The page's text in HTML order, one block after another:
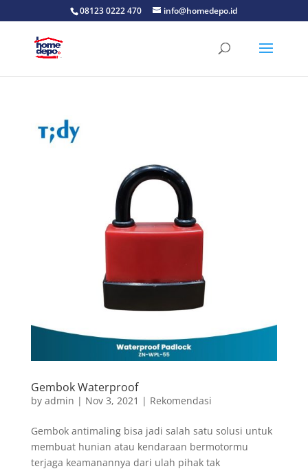
08123 0222 470 info@homedepo.id
Gembok Waterproof
by admin | Nov 3, 2021 | Rekomendasi
Gembok antimaling bisa jadi salah satu solusi untuk
membuat hunian atau kendaraan bermotormu
terjaga keamanannya dari ulah pihak tak